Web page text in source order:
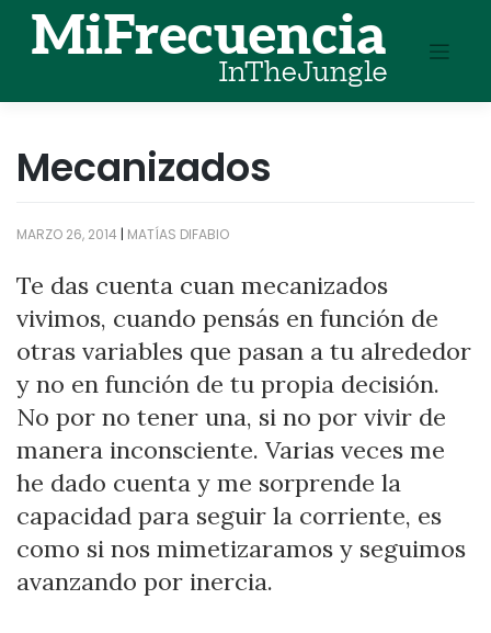
content
Mecanizados
MARZO 26, 2014 | MATÍAS DIFABIO
Te das cuenta cuan mecanizados
vivimos, cuando pensás en función de
otras variables que pasan a tu alrededor
y no en función de tu propia decisión.
No por no tener una, si no por vivir de
manera inconsciente. Varias veces me
he dado cuenta y me sorprende la
capacidad para seguir la corriente, es
como si nos mimetizaramos y seguimos
avanzando por inercia.